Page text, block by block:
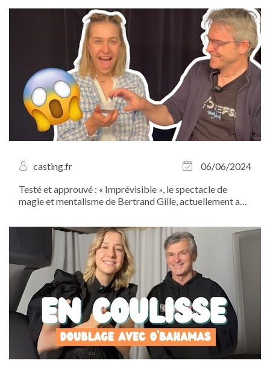
au service des autres. Son truc à elle, c’est la
photographie. Découvrez...
casting.fr
06/06/2024
Testé et approuvé : « Imprévisible », le spectacle de
magie et mentalisme de Bertrand Gille, actuellement au